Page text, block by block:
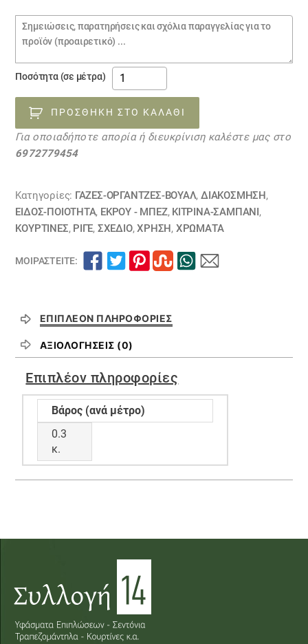
€14.00.
Σημειώσεις
παραγγελίας
Ποσότητα (σε μέτρα)
κουρτίνα
γάζα
μπέζ
τύπου
λινή
ρίγα
κίτρινη
μπέζ
ΕΞΑΝΤΛΗΘΗΚΕ
ΠΡΟΣΘΉΚΗ ΣΤΟ ΚΑΛΆΘΙ
Για οποιαδήποτε απορία ή διευκρίνιση καλέστε μας στο
6972779454
Κατηγορίες: ΓΆΖΕΣ-ΟΡΓΆΝΤΖΕΣ-ΒΟΥΆΛ,ΔΙΑΚΟΣΜΗΣΗ ,
ΕΙΔΟΣ-ΠΟΙΟΤΗΤΑ, ΕΚΡΟΥ - ΜΠΕΖ, ΚΙΤΡΙΝΑ-ΣΑΜΠΑΝΙ ,
ΚΟΥΡΤΊΝΕΣ, ΡΙΓΈ, ΣΧΕΔΙΟ,ΧΡΗΣΗ , ΧΡΏΜΑΤΑ
ΜΟΙΡΑΣΤΕΊΤΕ:
ΕΠΙΠΛΈΟΝ ΠΛΗΡΟΦΟΡΊΕΣ
ΑΞΙΟΛΟΓΉΣΕΙΣ (0)
Επιπλέον πληροφορίες
Βάρος (ανά μέτρο)
0.3
κ.